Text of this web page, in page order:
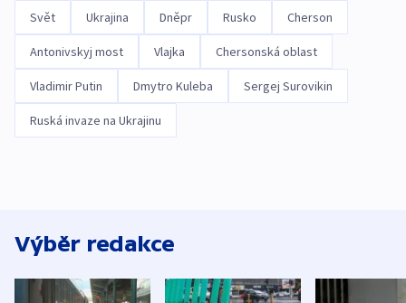
Svět Ukrajina Dněpr Rusko Cherson
Antonivskyj most Vlajka Chersonská oblast
Vladimir Putin Dmytro Kuleba Sergej Surovikin
Ruská invaze na Ukrajinu
Výběr redakce